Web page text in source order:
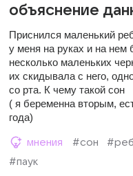
объяснение
Приснился маленький
у меня на руках и на нем
несколько маленьких
их скидывала с него,
со рта. К чему такой сон
( я беременна вторым,
года)
мнения #сон
#паук